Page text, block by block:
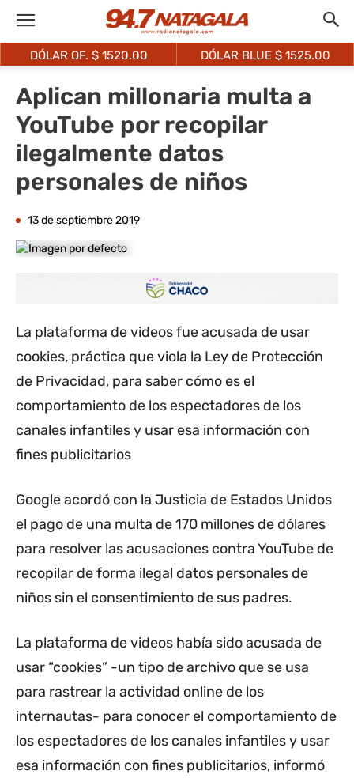
DÓLAR OF. $ 1520.00 DÓLAR BLUE $ 1525.00
Aplican millonaria multa a
YouTube por recopilar
ilegalmente datos
personales de niños
13 de septiembre 2019
La plataforma de videos fue acusada de usar
cookies, práctica que viola la Ley de Protección
de Privacidad, para saber cómo es el
comportamiento de los espectadores de los
canales infantiles y usar esa información con
fines publicitarios
Google acordó con la Justicia de Estados Unidos
el pago de una multa de 170 millones de dólares
para resolver las acusaciones contra YouTube de
recopilar de forma ilegal datos personales de
niños sin el consentimiento de sus padres.
La plataforma de videos había sido acusada de
usar “cookies” -un tipo de archivo que se usa
para rastrear la actividad online de los
internautas- para conocer el comportamiento de
los espectadores de los canales infantiles y usar
esa información con fines publicitarios, informó